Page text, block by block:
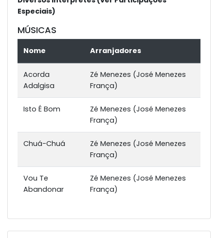
Especiais)
MÚSICAS
Nome Arranjadores
Acorda
Adalgisa
Zé Menezes (José Menezes
França)
Isto É Bom
Zé Menezes (José Menezes
França)
Chuá-Chuá
Zé Menezes (José Menezes
França)
Vou Te
Abandonar
Zé Menezes (José Menezes
França)